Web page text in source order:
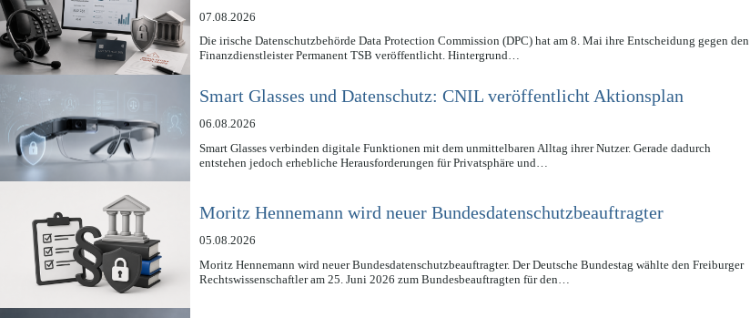
07.08.2026
Die irische Datenschutzbehörde Data Protection Commission (DPC) hat am 8. Mai ihre Entscheidung gegen den
Finanzdienstleister Permanent TSB veröffentlicht. Hintergrund…
Smart Glasses und Datenschutz: CNIL veröffentlicht Aktionsplan
06.08.2026
Smart Glasses verbinden digitale Funktionen mit dem unmittelbaren Alltag ihrer Nutzer. Gerade dadurch
entstehen jedoch erhebliche Herausforderungen für Privatsphäre und…
Moritz Hennemann wird neuer Bundesdatenschutzbeauftragter
05.08.2026
Moritz Hennemann wird neuer Bundesdatenschutzbeauftragter. Der Deutsche Bundestag wählte den Freiburger
Rechtswissenschaftler am 25. Juni 2026 zum Bundesbeauftragten für den…